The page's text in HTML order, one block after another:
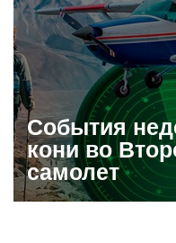
События
кони во
самолет